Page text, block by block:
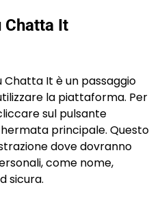
Chatta It
Chatta It è un passaggio
la piattaforma. Per
sul pulsante
principale. Questo
dove dovranno
come nome,
sicura.